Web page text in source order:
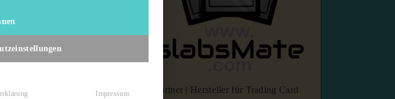
Partner | Hersteller für Trading Card
Impressum